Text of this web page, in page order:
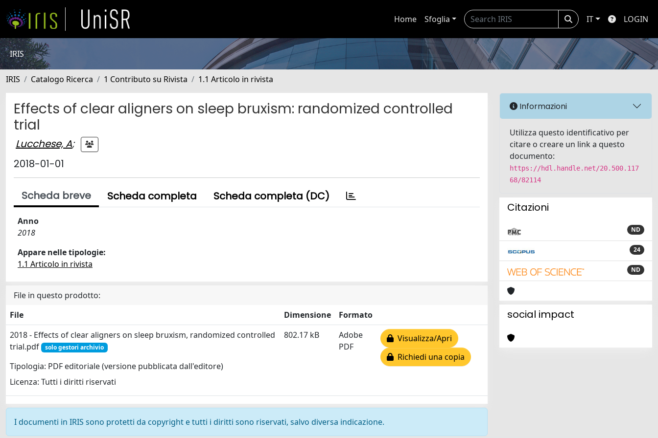
Home Sfoglia IT LOGIN
IRIS
IRIS Catalogo Ricerca 1 Contributo su Rivista 1.1 Articolo in rivista
Effects of clear aligners on sleep bruxism: randomized controlled
trial
Lucchese, A;
2018-01-01
Scheda breve Scheda completa Scheda completa (DC)
Anno
2018
Appare nelle tipologie:
1.1 Articolo in rivista
File in questo prodotto:
File
Dimensione
Formato
2018 - Effects of clear aligners on sleep bruxism, randomized controlled
trial.pdf
solo gestori archivio
Tipologia: PDF editoriale (versione pubblicata dall'editore)
Licenza: Tutti i diritti riservati
802.17 kB
Adobe
PDF
Visualizza/Apri
Richiedi una copia
I documenti in IRIS sono protetti da copyright e tutti i diritti sono riservati, salvo diversa indicazione.
Informazioni
Utilizza questo identificativo per
citare o creare un link a questo
documento:
https://hdl.handle.net/20.500.117
68/82114
Citazioni
ND
24
ND
social impact